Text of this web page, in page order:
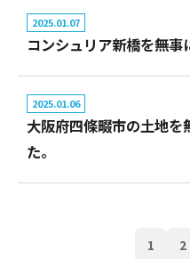
2025.01.07
コンシュリア新橋を無事
2025.01.06
大阪府四條畷市の土地
た。
1 2